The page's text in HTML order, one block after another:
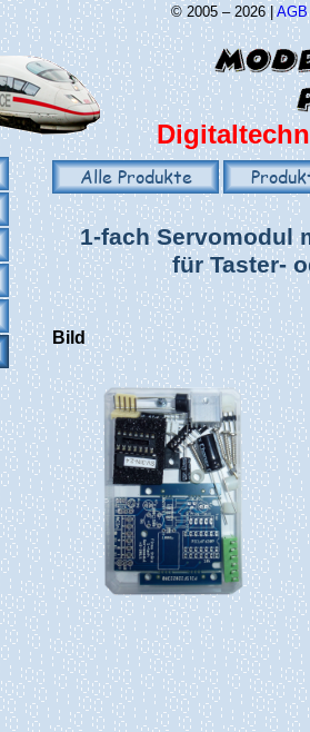
© 2005 – 2026 |AGB
Alle Produkte
1-fach Servomodul
für Taster-
Bild